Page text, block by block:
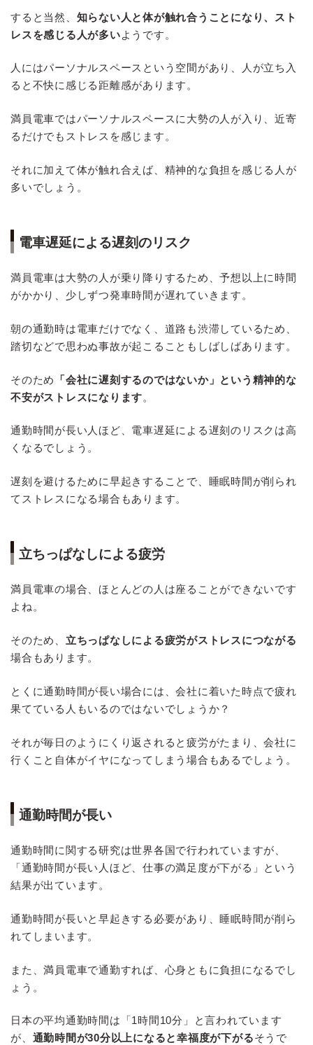
すると当然、 知らない人と体が触れ合うことになり、スト
レスを感じる人が多いようです。
人にはパーソナルスペースという空間があり、人が立ち入
ると不快に感じる距離感があります。
満員電車ではパーソナルスペースに大勢の人が入り、近寄
るだけでもストレスを感じます。
それに加えて体が触れ合えば、精神的な負担を感じる人が
多いでしょう。
電車遅延による遅刻のリスク
満員電車は大勢の人が乗り降りするため、予想以上に時間
がかかり、少しずつ発車時間が遅れていきます。
朝の通勤時は電車だけでなく、道路も渋滞しているため、
踏切などで思わぬ事故が起こることもしばしばあります。
そのため
「会社に遅刻するのではないか」という精神的な
不安がストレスになります。
通勤時間が長い人ほど、電車遅延による遅刻のリスクは高
くなるでしょう。
遅刻を避けるために早起きすることで、睡眠時間が削られ
てストレスになる場合もあります。
立ちっぱなしによる疲労
満員電車の場合、ほとんどの人は座ることができないです
よね。
そのため、 立ちっぱなしによる疲労がストレスにつながる
場合もあります。
とくに通勤時間が長い場合には、会社に着いた時点で疲れ
果てている人もいるのではないでしょうか？
それが毎日のようにくり返されると疲労がたまり、会社に
行くこと自体がイヤになってしまう場合もあるでしょう。
通勤時間が長い
通勤時間に関する研究は世界各国で行われていますが、
「通勤時間が長い人ほど、仕事の満足度が下がる」という
結果が出ています。
通勤時間が長いと早起きする必要があり、睡眠時間が削ら
れてしまいます。
また、満員電車で通勤すれば、心身ともに負担になるでし
ょう。
日本の平均通勤時間は「1時間10分」と言われています
が、 通勤時間が30分以上になると幸福度が下がるそうで